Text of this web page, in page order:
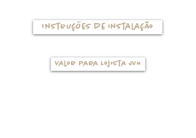
Instruções de instalação
Valor para Lojista JVN